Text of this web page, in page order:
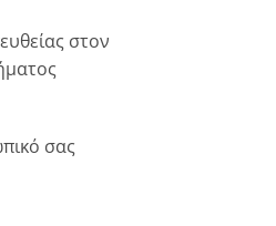
στον
σας